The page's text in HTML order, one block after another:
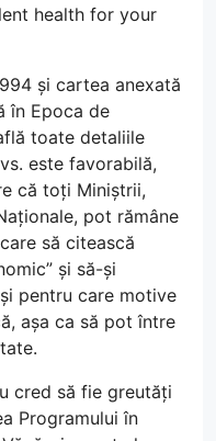
health for your
și cartea anexată
în Epoca de
toate detaliile
este favorabilă,
că toți Miniștrii,
pot rămâne
să citească
și să-și
pentru care motive
așa ca să pot între
cred să fie greutăți
Programului în